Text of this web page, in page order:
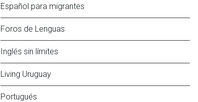
Español para migrantes
Foros de Lenguas
Inglés sin límites
Living Uruguay
Portugués